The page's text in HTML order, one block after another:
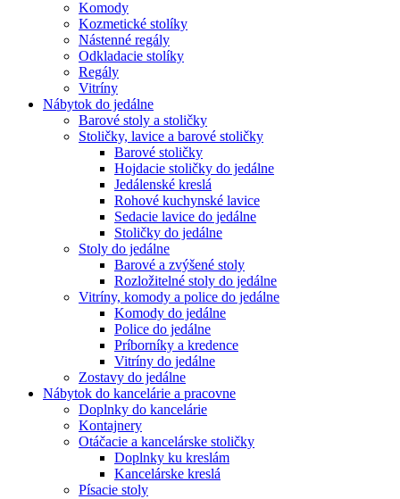
Komody
Kozmetické stolíky
Nástenné regály
Odkladacie stolíky
Regály
Vitríny
Nábytok do jedálne
Barové stoly a stoličky
Stoličky, lavice a barové stoličky
Barové stoličky
Hojdacie stoličky do jedálne
Jedálenské kreslá
Rohové kuchynské lavice
Sedacie lavice do jedálne
Stoličky do jedálne
Stoly do jedálne
Barové a zvýšené stoly
Rozložitelné stoly do jedálne
Vitríny, komody a police do jedálne
Komody do jedálne
Police do jedálne
Príborníky a kredence
Vitríny do jedálne
Zostavy do jedálne
Nábytok do kancelárie a pracovne
Doplnky do kancelárie
Kontajnery
Otáčacie a kancelárske stoličky
Doplnky ku kreslám
Kancelárske kreslá
Písacie stoly